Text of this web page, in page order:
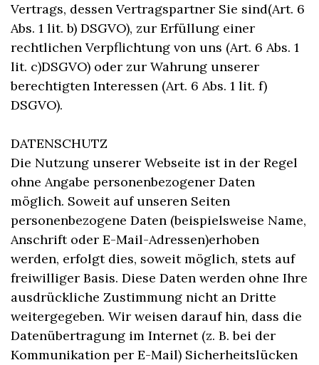
Vertrags, dessen Vertragspartner Sie sind(Art. 6
Abs. 1 lit. b) DSGVO), zur Erfüllung einer
rechtlichen Verpflichtung von uns (Art. 6 Abs. 1
lit. c)DSGVO) oder zur Wahrung unserer
berechtigten Interessen (Art. 6 Abs. 1 lit. f)
DSGVO).
DATENSCHUTZ
Die Nutzung unserer Webseite ist in der Regel
ohne Angabe personenbezogener Daten
möglich. Soweit auf unseren Seiten
personenbezogene Daten (beispielsweise Name,
Anschrift oder E-Mail-Adressen)erhoben
werden, erfolgt dies, soweit möglich, stets auf
freiwilliger Basis. Diese Daten werden ohne Ihre
ausdrückliche Zustimmung nicht an Dritte
weitergegeben. Wir weisen darauf hin, dass die
Datenübertragung im Internet (z. B. bei der
Kommunikation per E-Mail) Sicherheitslücken